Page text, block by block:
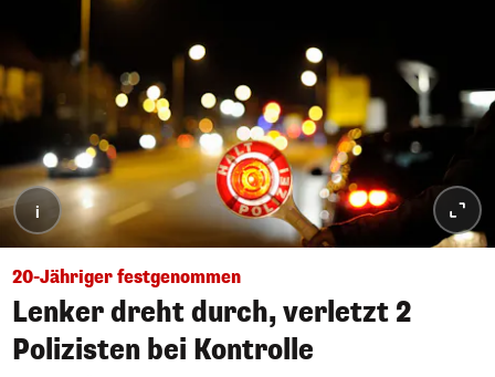
i
20-Jähriger festgenommen
Lenker dreht durch, verletzt 2
Polizisten bei Kontrolle